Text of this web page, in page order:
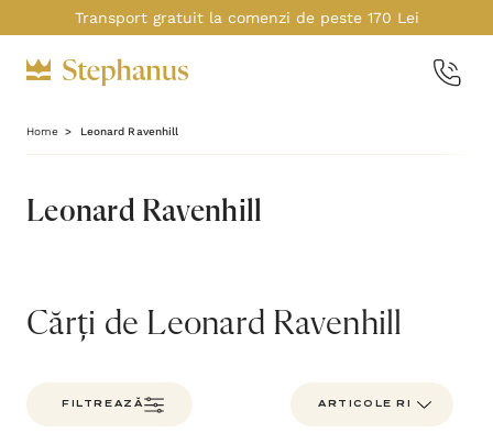
Transport gratuit la comenzi de peste 170 Lei
Home Leonard Ravenhill
Leonard Ravenhill
Cărți de Leonard Ravenhill
FILTREAZĂ